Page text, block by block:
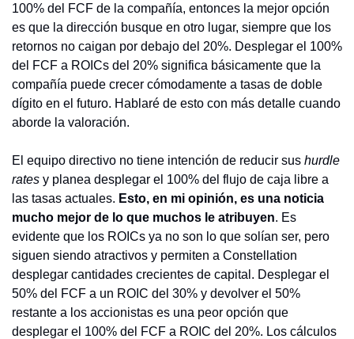
100% del FCF de la compañía, entonces la mejor opción
es que la dirección busque en otro lugar, siempre que los
retornos no caigan por debajo del 20%. Desplegar el 100%
del FCF a ROICs del 20% significa básicamente que la
compañía puede crecer cómodamente a tasas de doble
dígito en el futuro. Hablaré de esto con más detalle cuando
aborde la valoración.
El equipo directivo no tiene intención de reducir sus hurdle
rates y planea desplegar el 100% del flujo de caja libre a
las tasas actuales. Esto, en mi opinión, es una noticia
mucho mejor de lo que muchos le atribuyen. Es
evidente que los ROICs ya no son lo que solían ser, pero
siguen siendo atractivos y permiten a Constellation
desplegar cantidades crecientes de capital. Desplegar el
50% del FCF a un ROIC del 30% y devolver el 50%
restante a los accionistas es una peor opción que
desplegar el 100% del FCF a ROIC del 20%. Los cálculos